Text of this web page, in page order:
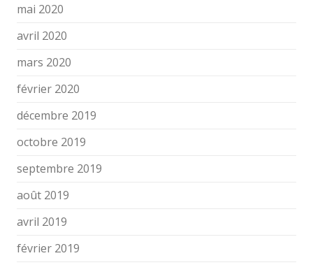
mai 2020
avril 2020
mars 2020
février 2020
décembre 2019
octobre 2019
septembre 2019
août 2019
avril 2019
février 2019